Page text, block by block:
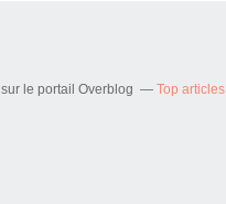
sur le portail Overblog Top articles